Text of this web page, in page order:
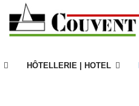
HÔTELLERIE | HOTEL